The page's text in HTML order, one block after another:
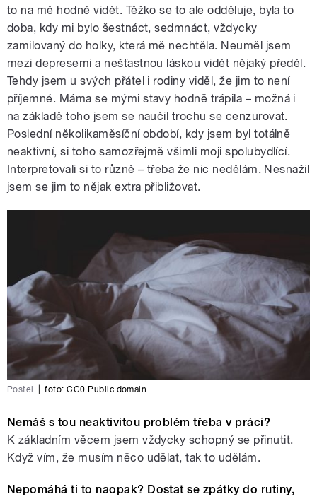
to na mě hodně vidět. Těžko se to ale odděluje, byla to
doba, kdy mi bylo šestnáct, sedmnáct, vždycky
zamilovaný do holky, která mě nechtěla. Neuměl jsem
mezi depresemi a nešťastnou láskou vidět nějaký předěl.
Tehdy jsem u svých přátel i rodiny viděl, že jim to není
příjemné. Máma se mými stavy hodně trápila – možná i
na základě toho jsem se naučil trochu se cenzurovat.
Poslední několikaměsíční období, kdy jsem byl totálně
neaktivní, si toho samozřejmě všimli moji spolubydlící.
Interpretovali si to různě – třeba že nic nedělám. Nesnažil
jsem se jim to nějak extra přibližovat.
Postel foto: CC0 Public domain
Nemáš s tou neaktivitou problém třeba v práci?
K základním věcem jsem vždycky schopný se přinutit.
Když vím, že musím něco udělat, tak to udělám.
Nepomáhá ti to naopak? Dostat se zpátky do rutiny,